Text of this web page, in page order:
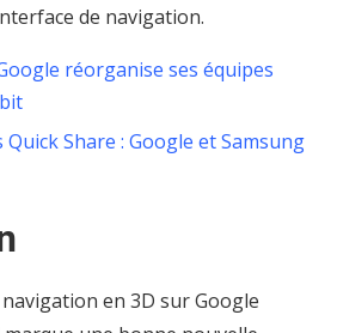
de navigation.
réorganise ses équipes
Share : Google et Samsung
en 3D sur Google